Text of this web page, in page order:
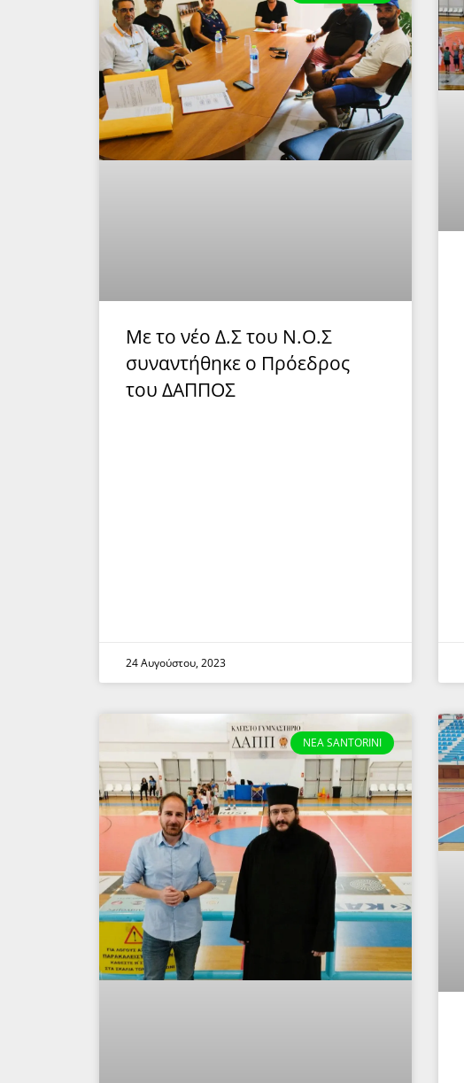
Mε το νέο Δ.Σ του Ν.Ο.Σ
συναντήθηκε ο Πρόεδρος
του ΔΑΠΠΟΣ
24 Αυγούστου, 2023
NEA SANTORINI